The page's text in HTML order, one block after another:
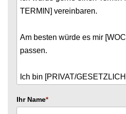
Ihr Name